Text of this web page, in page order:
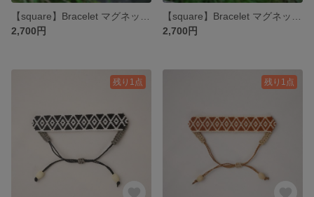
2,700円
2,700円
残り1点 残り1点